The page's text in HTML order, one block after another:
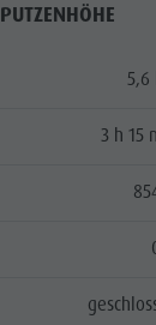
PUTZENHÖHE
5,6
3 h 15